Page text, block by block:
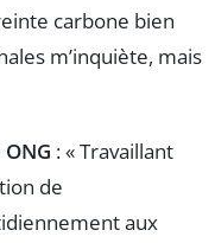
carbone bien
m’inquiète, mais
: « Travaillant
de
aux